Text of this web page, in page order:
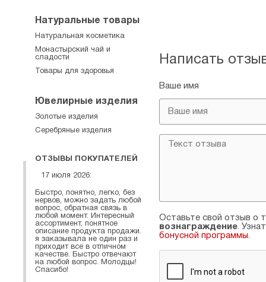
Написать
Ваше имя
Оставьте свой отзыв о
вознаграждение.
бонусной программы.
Натуральные товары
Натуральная косметика
Монастырский чай и
сладости
Товары для здоровья
Ювелирные изделия
Золотые изделия
Серебряные изделия
ОТЗЫВЫ ПОКУПАТЕЛЕЙ
17 июля 2026:
Быстро, понятно, легко, без
нервов, можно задать любой
вопрос, обратная связь в
любой момент. Интересный
ассортимент, понятное
описание продукта продажи.
я заказывала не один раз и
приходит все в отличном
качестве. Быстро отвечают
на любой вопрос. Молодцы!
Спасибо!